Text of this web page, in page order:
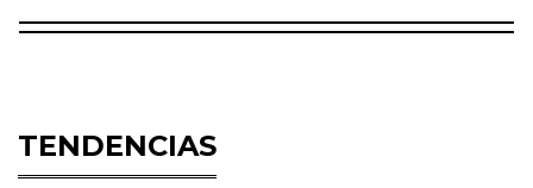
TENDENCIAS